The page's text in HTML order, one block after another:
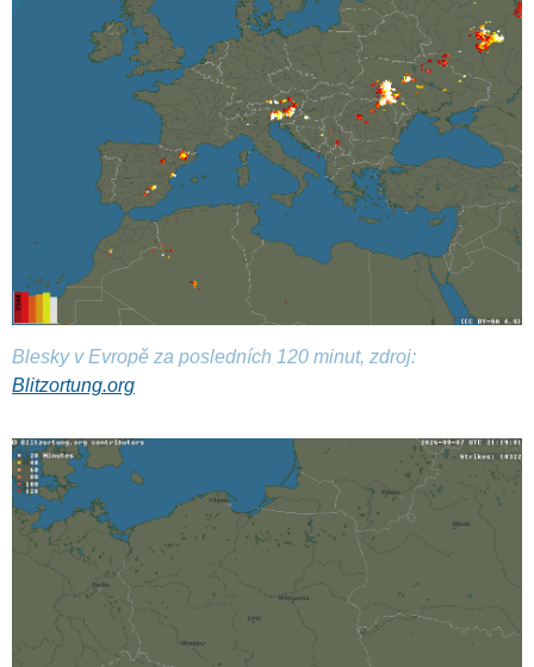
Blesky v Evropě za posledních 120 minut, zdroj:
Blitzortung.org